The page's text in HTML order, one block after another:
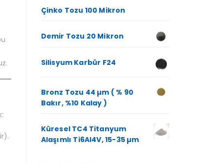
Çinko Tozu 100 Mikron
Demir Tozu 20 Mikron
Silisyum Karbür F24
Bronz Tozu 44 µm ( % 90
Bakır, %10 Kalay )
Küresel TC4 Titanyum
Alaşımlı Ti6Al4V, 15-35 µm